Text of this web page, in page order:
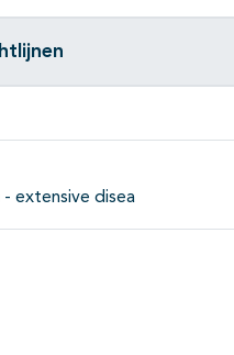
extensive disea